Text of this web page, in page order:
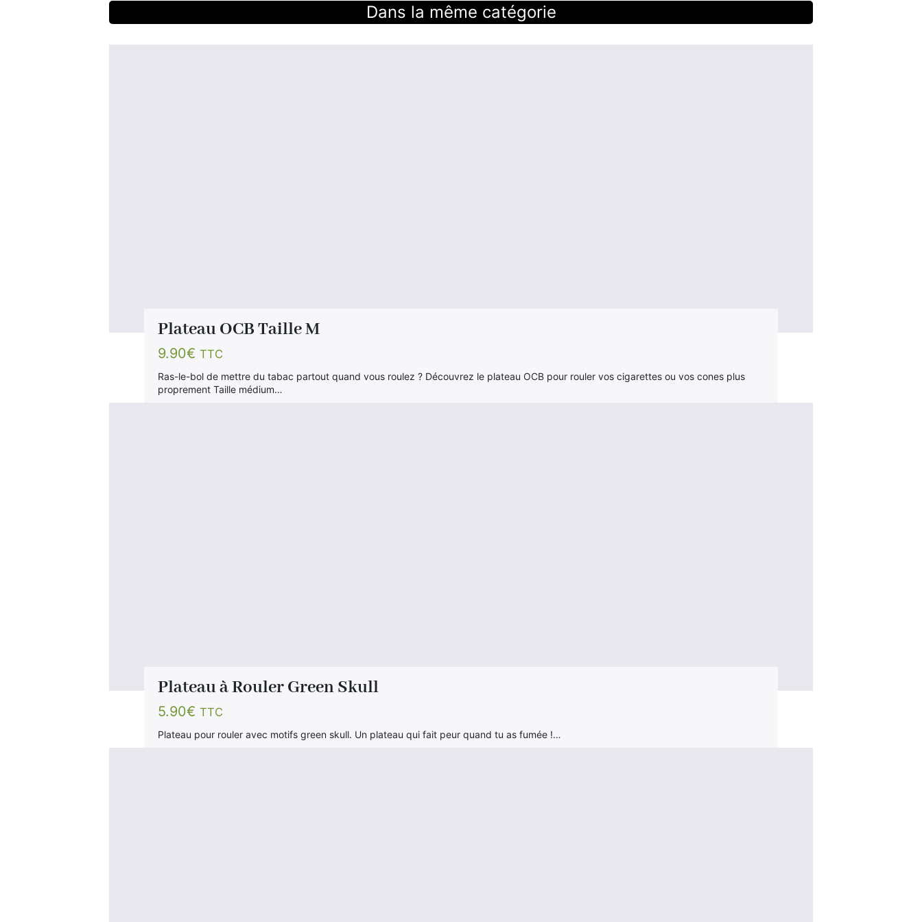
Dans la même catégorie
Plateau OCB Taille M
9.90€ TTC
Ras-le-bol de mettre du tabac partout quand vous roulez ? Découvrez le plateau OCB pour rouler vos cigarettes ou vos cones plus
proprement Taille médium…
Plateau à Rouler Green Skull
5.90€ TTC
Plateau pour rouler avec motifs green skull. Un plateau qui fait peur quand tu as fumée !…